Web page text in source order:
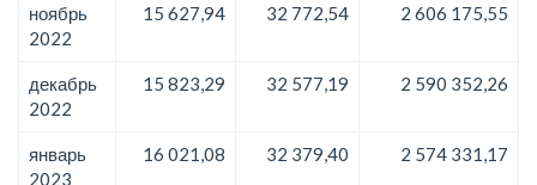
ноябрь
2022
15 627,94 32 772,54 2 606 175,55
декабрь
2022
15 823,29 32 577,19 2 590 352,26
январь
2023
16 021,08 32 379,40 2 574 331,17